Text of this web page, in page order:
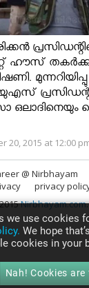
ഹൗസ്
യുഎസ്
ഒലാദിനെയും
20, 2015 at 12:00
@ Nirbhayam
privacy
Nirbhayam.com
we use cookies
We hope
cookies in your
Nah! Cookies are